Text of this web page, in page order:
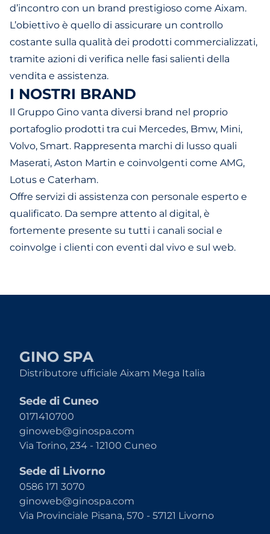
d’incontro con un brand prestigioso come Aixam.
L’obiettivo è quello di assicurare un controllo
costante sulla qualità dei prodotti commercializzati,
tramite azioni di verifica nelle fasi salienti della
vendita e assistenza.
I NOSTRI BRAND
Il Gruppo Gino vanta diversi brand nel proprio
portafoglio prodotti tra cui Mercedes, Bmw, Mini,
Volvo, Smart. Rappresenta marchi di lusso quali
Maserati, Aston Martin e coinvolgenti come AMG,
Lotus e Caterham.
Offre servizi di assistenza con personale esperto e
qualificato. Da sempre attento al digital, è
fortemente presente su tutti i canali social e
coinvolge i clienti con eventi dal vivo e sul web.
GINO SPA
Distributore ufficiale Aixam Mega Italia
Sede di Cuneo
0171410700
ginoweb@ginospa.com
Via Torino, 234 - 12100 Cuneo
Sede di Livorno
0586 171 3070
ginoweb@ginospa.com
Via Provinciale Pisana, 570 - 57121 Livorno